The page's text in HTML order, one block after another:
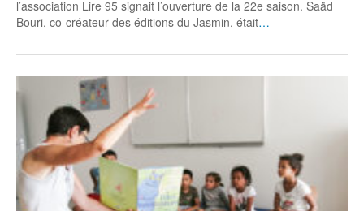
l’association Lire 95 signait l’ouverture de la 22e saison. Saäd
Bouri, co-créateur des éditions du Jasmin, était…